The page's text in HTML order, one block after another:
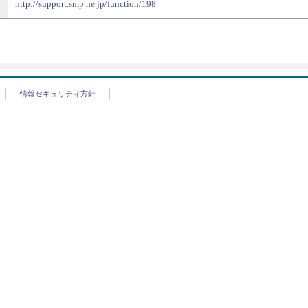
http://support.smp.ne.jp/function/198
情報セキュリティ方針